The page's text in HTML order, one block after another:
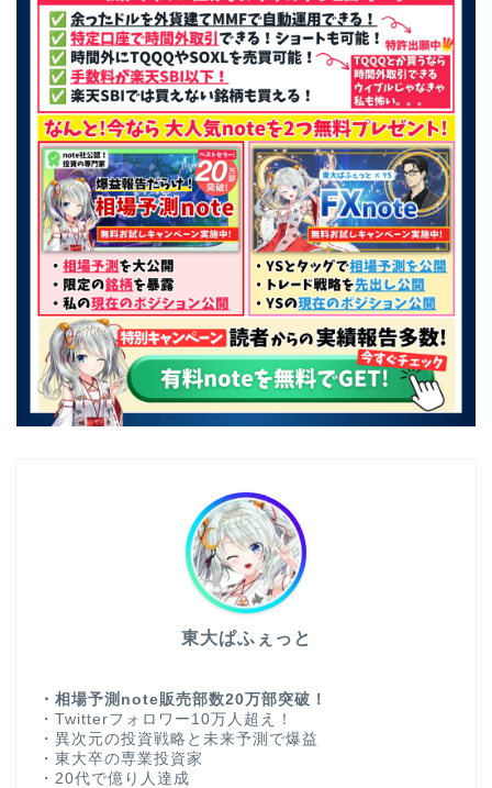
東大ぱふぇっと
・相場予測note販売部数20万部突破！
・Twitterフォロワー10万人超え！
・異次元の投資戦略と未来予測で爆益
・東大卒の専業投資家
・20代で億り人達成